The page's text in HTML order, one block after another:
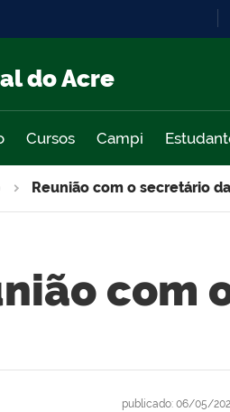
do Acre
Cursos Campi
Reunião com o secretário
com
publicado: 06/05/